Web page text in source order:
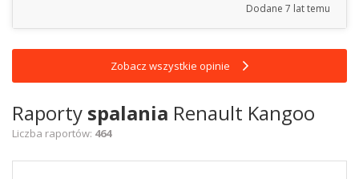
Dodane 7 lat temu
Zobacz wszystkie opinie
Raporty spalania Renault Kangoo
Liczba raportów: 464